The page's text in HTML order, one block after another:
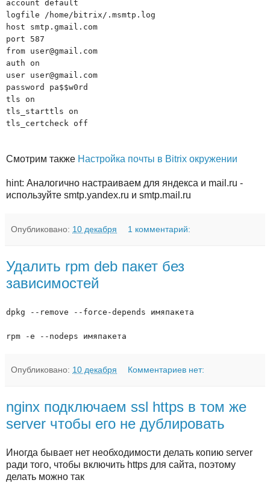
account default
logfile /home/bitrix/.msmtp.log
host smtp.gmail.com
port 587
from user@gmail.com
auth on
user user@gmail.com
password pa$$w0rd
tls on
tls_starttls on
tls_certcheck off
Смотрим также Настройка почты в Bitrix окружении
hint: Аналогично настраиваем для яндекса и mail.ru -
используйте smtp.yandex.ru и smtp.mail.ru
Опубликовано: 10 декабря 1 комментарий:
Удалить rpm deb пакет без
зависимостей
dpkg --remove --force-depends имяпакета
rpm -e --nodeps имяпакета
Опубликовано: 10 декабря Комментариев нет:
nginx подключаем ssl https в том же
server чтобы его не дублировать
Иногда бывает нет необходимости делать копию server
ради того, чтобы включить https для сайта, поэтому
делать можно так